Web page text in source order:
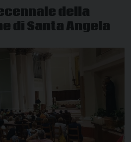
della
di Santa Angela